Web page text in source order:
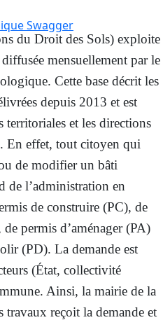
Swagger
du Droit des Sols) exploite
mensuellement par le
Cette base décrit les
depuis 2013 et est
territoriales et les directions
En effet, tout citoyen qui
de modifier un bâti
de l’administration en
de construire (PC), de
permis d’aménager (PA)
(PD). La demande est
(État, collectivité
Ainsi, la mairie de la
travaux reçoit la demande et